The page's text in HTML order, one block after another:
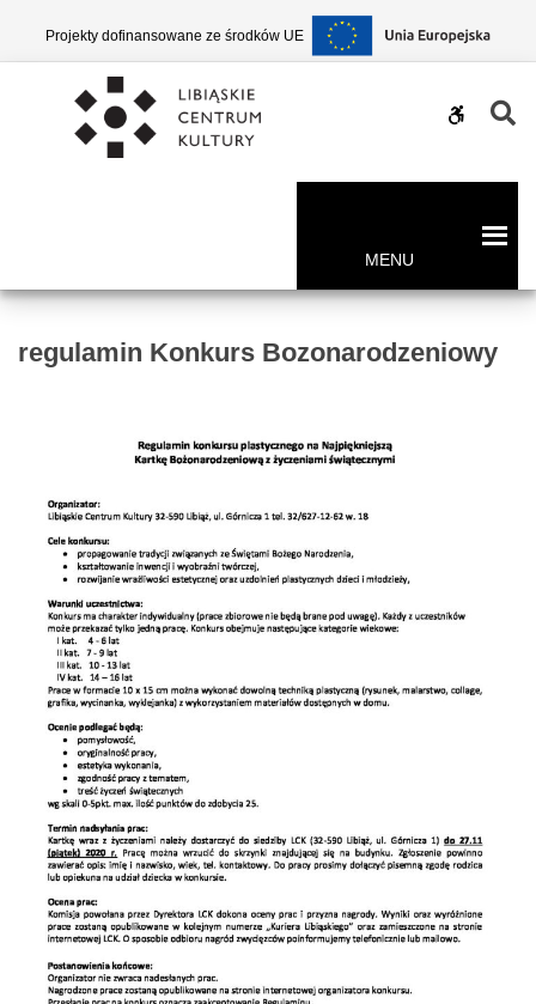
regulamin
Bozonarodzeniowy
Projekty dofinansowane ze środków UE
WCAG
MENU
regulamin Konkurs Bozonarodzeniowy